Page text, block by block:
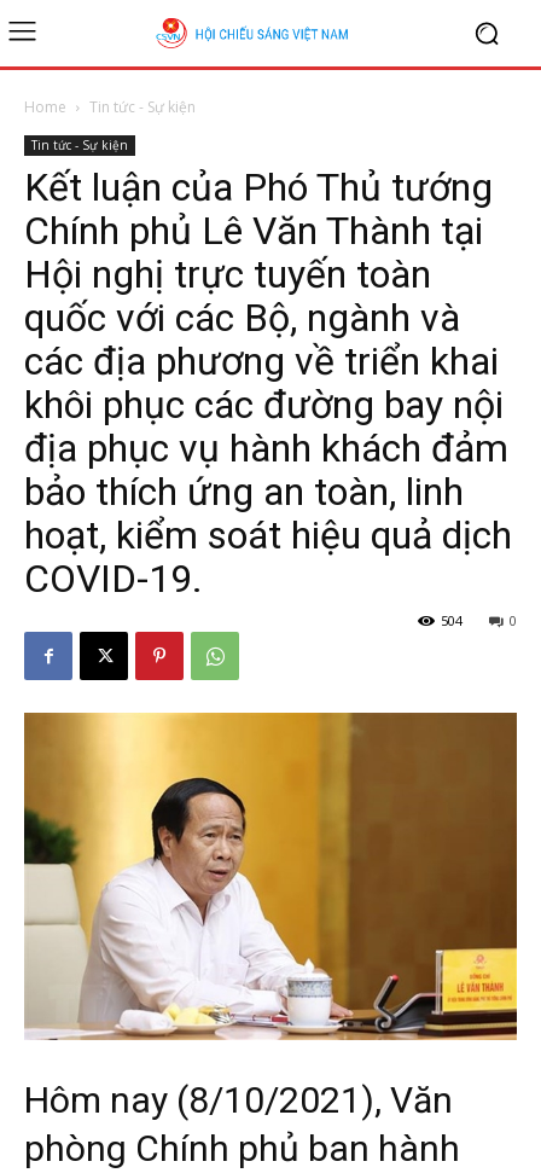
Home Tin tức - Sự kiện
Tin tức - Sự kiện
Kết luận của Phó Thủ tướng
Chính phủ Lê Văn Thành tại
Hội nghị trực tuyến toàn
quốc với các Bộ, ngành và
các địa phương về triển khai
khôi phục các đường bay nội
địa phục vụ hành khách đảm
bảo thích ứng an toàn, linh
hoạt, kiểm soát hiệu quả dịch
COVID-19.
0
504
Hôm nay (8/10/2021), Văn
phòng Chính phủ ban hành